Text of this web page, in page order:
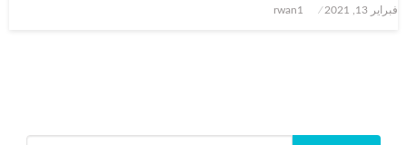
نُشر
فبراير 13, 2021 rwan1